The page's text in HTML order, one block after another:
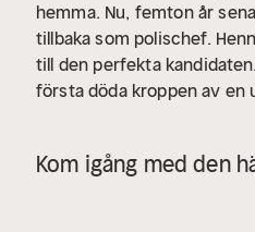
hemma. Nu, femton år
tillbaka som polischef.
till den perfekta
första döda kroppen av
närvarande på sin nästa
Kom igång med den